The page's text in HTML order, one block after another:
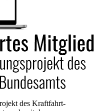
des Kraftfahrt-